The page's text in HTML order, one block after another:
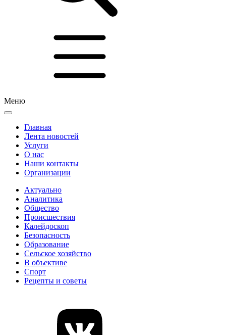
Меню
Главная
Лента новостей
Услуги
О нас
Наши контакты
Организации
Актуально
Аналитика
Общество
Происшествия
Калейдоскоп
Безопасность
Образование
Сельское хозяйство
В объективе
Спорт
Рецепты и советы